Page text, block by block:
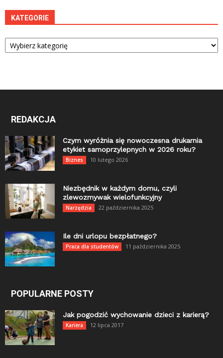
KATEGORIE
Kategorie
REDAKCJA
Czym wyróżnia się nowoczesna drukarnia
etykiet samoprzylepnych w 2026 roku?
Biznes 10 lutego 2026
Niezbędnik w każdym domu, czyli
zlewozmywak wielofunkcyjny
Narzędzia 22 października 2025
Ile dni urlopu bezpłatnego?
Praca dla studentów 11 października 2025
POPULARNE POSTY
Jak pogodzić wychowanie dzieci z karierą?
Kariera 12 lipca 2017